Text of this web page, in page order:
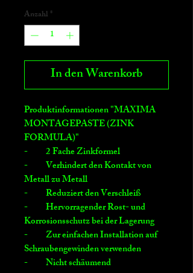
Anzahl*
In den Warenkorb
Produktinformationen "MAXIMA
MONTAGEPASTE (ZINK
FORMULA)"
- 2 Fache Zinkformel
- Verhindert den Kontakt von
Metall zu Metall
- Reduziert den Verschleiß
- Hervorragender Rost- und
Korrosionsschutz bei der Lagerung
- Zur einfachen Installation auf
Schraubengewinden verwenden
- Nicht schäumend